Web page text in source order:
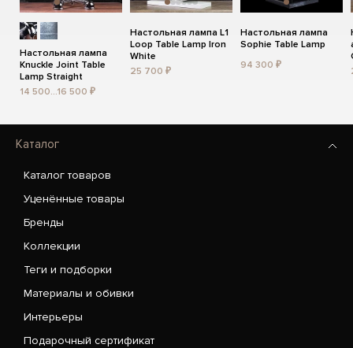
Настольная лампа
Knuckle Joint Table
Lamp Straight
14 500...16 500 ₽
Настольная лампа L1
Loop Table Lamp Iron
White
25 700 ₽
Настольная лампа
Sophie Table Lamp
94 300 ₽
Каталог
Каталог товаров
Уценённые товары
Бренды
Коллекции
Теги и подборки
Материалы и обивки
Интерьеры
Подарочный сертификат